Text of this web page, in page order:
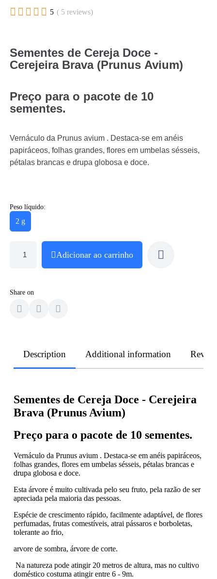
     5 ( 5 reviews)
Sementes de Cereja Doce -
Cerejeira Brava (Prunus Avium)
Preço para o pacote de 10
sementes.
Vernáculo da Prunus avium . Destaca-se em anéis
papiráceos, folhas grandes, flores em umbelas sésseis,
pétalas brancas e drupa globosa e doce.
Peso líquido:
2 g
Adicionar ao carrinho
Share on
Description Additional information
Sementes de Cereja Doce - Cerejeira
Brava (Prunus Avium)
Preço para o pacote de 10 sementes.
Vernáculo da Prunus avium . Destaca-se em anéis papiráceos,
folhas grandes, flores em umbelas sésseis, pétalas brancas e
drupa globosa e doce.
Esta árvore é muito cultivada pelo seu fruto, pela razão de ser
apreciada pela maioria das pessoas.
Espécie de crescimento rápido, facilmente adaptável, de flores
perfumadas, frutas comestíveis, atrai pássaros e borboletas,
tolerante ao frio,
arvore de sombra, árvore de corte.
Na natureza pode atingir 20 metros de altura, mas no cultivo
doméstico costuma atingir entre 6 - 9m.